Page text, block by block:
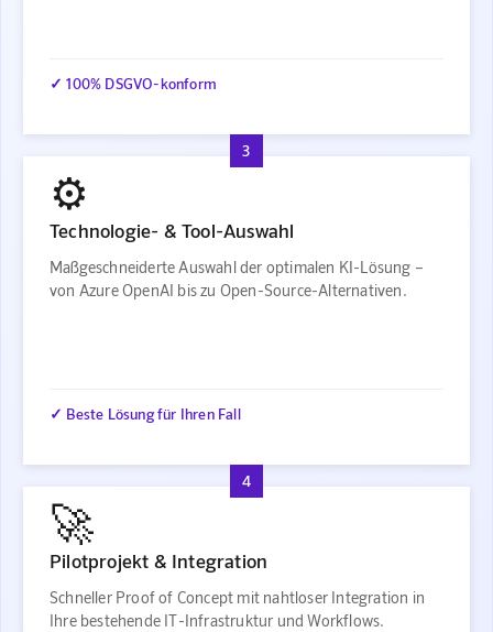
✓ 100% DSGVO-konform
3
⚙️
Technologie- & Tool-Auswahl
Maßgeschneiderte Auswahl der optimalen KI-Lösung –
von Azure OpenAI bis zu Open-Source-Alternativen.
✓ Beste Lösung für Ihren Fall
4
🚀
Pilotprojekt & Integration
Schneller Proof of Concept mit nahtloser Integration in
Ihre bestehende IT-Infrastruktur und Workflows.